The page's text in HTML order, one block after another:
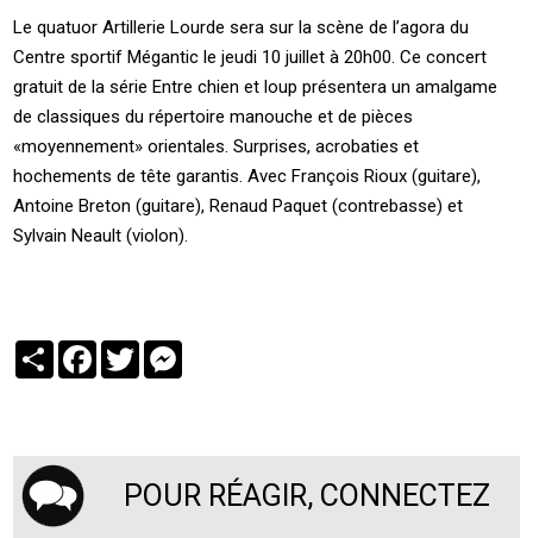
Le quatuor Artillerie Lourde sera sur la scène de l’agora du
Centre sportif Mégantic le jeudi 10 juillet à 20h00. Ce concert
gratuit de la série Entre chien et loup présentera un amalgame
de classiques du répertoire manouche et de pièces
«moyennement» orientales. Surprises, acrobaties et
hochements de tête garantis. Avec François Rioux (guitare),
Antoine Breton (guitare), Renaud Paquet (contrebasse) et
Sylvain Neault (violon).
PartagerFacebook
Twitter
POUR RÉAGIR, CONNECTEZ